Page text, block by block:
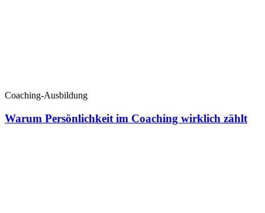
Coaching-Ausbildung
Warum Persönlichkeit im Coaching wirklich zählt